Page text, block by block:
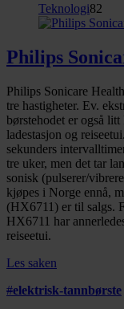
Teknologi82
Philips
Philips Sonicare
tre hastigheter. Ev.
børstehodet er også
ladestasjon og
sekunders
tre uker, men det tar
sonisk (pulserer/
kjøpes i Norge ennå,
(HX6711) er til salgs.
HX6711 har
reiseetui.
Les saken
#elektrisk-tannbørste